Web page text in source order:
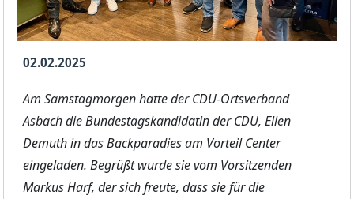
02.02.2025
Am Samstagmorgen hatte der CDU-Ortsverband
Asbach die Bundestagskandidatin der CDU, Ellen
Demuth in das Backparadies am Vorteil Center
eingeladen. Begrüßt wurde sie vom Vorsitzenden
Markus Harf, der sich freute, dass sie für die